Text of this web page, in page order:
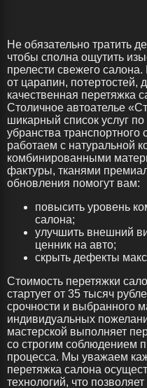
Не обязательно тратить
чтобы сполна ощутить
прелести свежего
от царапин, потертостей,
качественная перетяжка
Столичное автоателье
шикарный список услуг
убранства
работаем с натуральной
комбинированными
фактуры, тканями
обновления помогут вам:
повысить уровень
салона;
улучшить внешний
ценник на авто;
скрыть дефекты
Стоимость перетяжки
стартует от 35 тысяч
срочности и выбранного
индивидуальных
мастерской выполняет
со строгим соблюдением
процесса. Мы уважаем
перетяжка салона
технологий, что